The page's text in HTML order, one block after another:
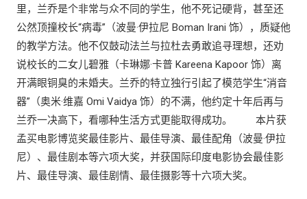
里，兰乔是个非常与众不同的学生，他不死记硬背，甚至还
公然顶撞校长“病毒”（波曼·伊拉尼 Boman Irani 饰），质疑他
的教学方法。他不仅鼓动法兰与拉杜去勇敢追寻理想，还劝
说校长的二女儿碧雅（卡琳娜·卡普 Kareena Kapoor 饰）离
开满眼铜臭的未婚夫。兰乔的特立独行引起了模范学生“消音
器”（奥米·维嘉 Omi Vaidya 饰）的不满，他约定十年后再与
兰乔一决高下，看哪种生活方式更能取得成功。 本片获
孟买电影博览奖最佳影片、最佳导演、最佳配角（波曼·伊拉
尼）、最佳剧本等六项大奖，并获国际印度电影协会最佳影
片、最佳导演、最佳剧情、最佳摄影等十六项大奖。